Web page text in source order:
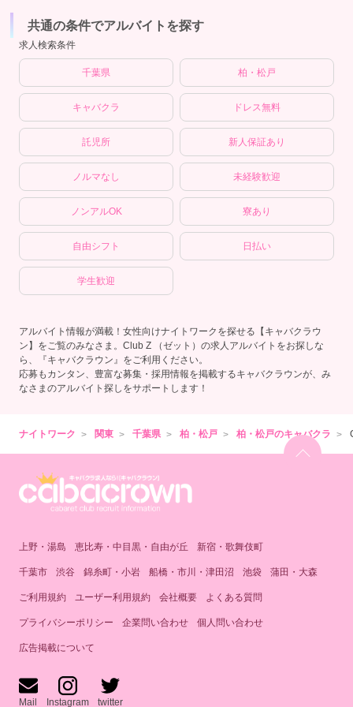
共通の条件でアルバイトを探す
求人検索条件
千葉県 柏・松戸
キャバクラ ドレス無料
託児所 新人保証あり
ノルマなし 未経験歓迎
ノンアルOK 寮あり
自由シフト 日払い
学生歓迎
アルバイト情報が満載！女性向けナイトワークを探せる【キャバクラウ
ン】をご覧のみなさま。Club Z （ゼット）の求人アルバイトをお探しな
ら、『キャバクラウン』をご利用ください。
応募もカンタン、豊富な募集・採用情報を掲載するキャバクラウンが、み
なさまのアルバイト探しをサポートします！
ナイトワーク 関東 千葉県 柏・松戸 柏・松戸のキャバクラ
上野・湯島 恵比寿・中目黒・自由が丘 新宿・歌舞伎町
千葉市 渋谷 錦糸町・小岩 船橋・市川・津田沼 池袋 蒲田・大森
ご利用規約 ユーザー利用規約 会社概要 よくある質問
プライバシーポリシー 企業問い合わせ 個人問い合わせ
広告掲載について
Mail Instagram twitter